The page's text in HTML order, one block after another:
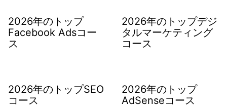
2026年のトップ
Facebook Adsコー
ス
2026年のトップデジ
タルマーケティング
コース
2026年のトップSEO
コース
2026年のトップ
AdSenseコース